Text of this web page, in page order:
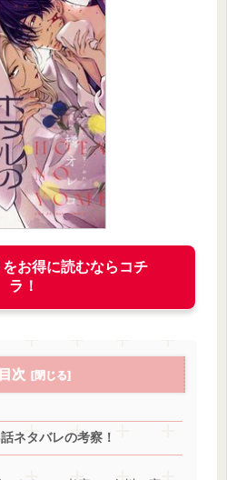
お得に読むならコチ
ラ！
目次
ネタバレの考察！